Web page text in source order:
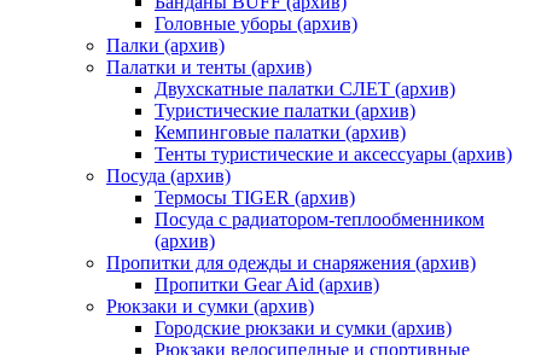
Головные уборы (архив)
Палки (архив)
Палатки и тенты (архив)
Двухскатные палатки СЛЕТ (архив)
Туристические палатки (архив)
Кемпинговые палатки (архив)
Тенты туристические и аксессуары (архив)
Посуда (архив)
Термосы TIGER (архив)
Посуда с радиатором-теплообменником
(архив)
Пропитки для одежды и снаряжения (архив)
Пропитки Gear Aid (архив)
Рюкзаки и сумки (архив)
Городские рюкзаки и сумки (архив)
Рюкзаки велосипедные и спортивные